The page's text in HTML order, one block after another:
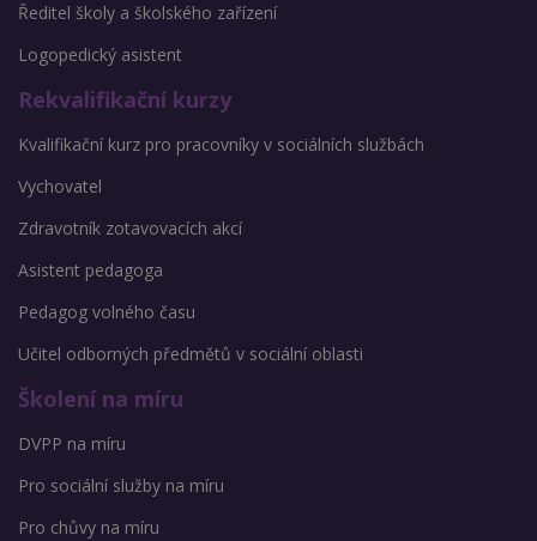
Ředitel školy a školského zařízení
Logopedický asistent
Rekvalifikační kurzy
Kvalifikační kurz pro pracovníky v sociálních službách
Vychovatel
Zdravotník zotavovacích akcí
Asistent pedagoga
Pedagog volného času
Učitel odborných předmětů v sociální oblasti
Školení na míru
DVPP na míru
Pro sociální služby na míru
Pro chůvy na míru